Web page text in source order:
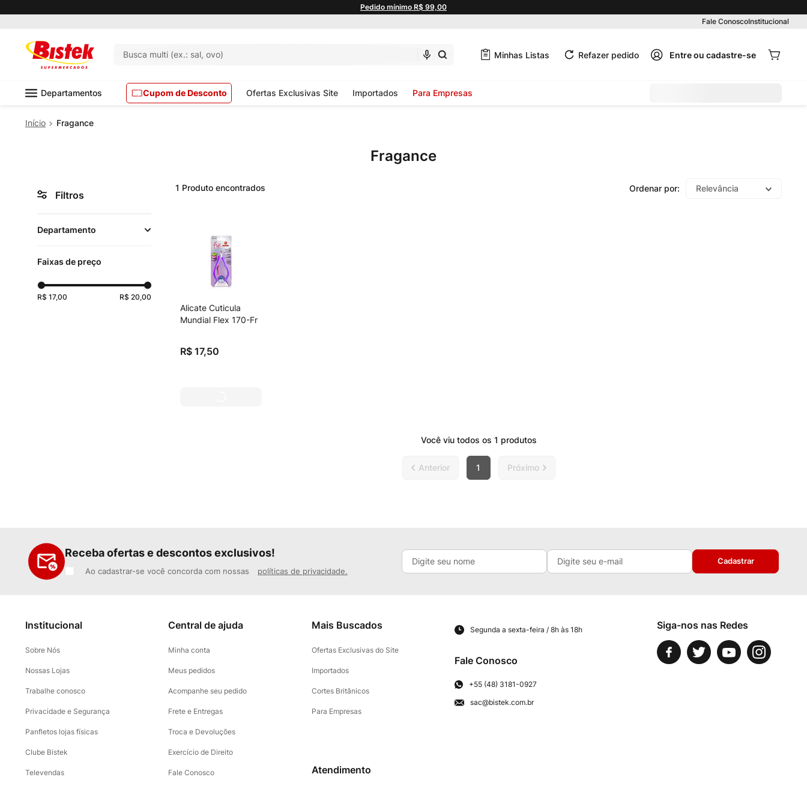
Pedido mínimo R$ 99,00
Fale ConoscoInstitucional
Busca multi (ex.: sal, ovo) Minhas Listas Refazer pedido
Departamentos Cupom de Desconto Ofertas Exclusivas Site Importados Para Empresas
Fragance
Fragance
Filtros
Departamento
Higiene e Beleza (1)
Faixas de preço
R$ 17,00 R$ 20,00
1 Produto Relevância
Alicate Cuticula
Mundial Flex 170-Fr
R$ 17,50
Você viu todos os 1 produtos
1
Receba ofertas e descontos exclusivos!
Ao cadastrar-se você concorda com nossas políticas de privacidade.
Cadastrar
Institucional
Sobre Nós
Nossas Lojas
Trabalhe conosco
Privacidade e Segurança
Panfletos lojas físicas
Clube Bistek
Televendas
Central de ajuda
Minha conta
Meus pedidos
Acompanhe seu pedido
Frete e Entregas
Troca e Devoluções
Exercício de Direito
Fale Conosco
Mais Buscados
Ofertas Exclusivas do Site
Importados
Cortes Britânicos
Para Empresas
Atendimento
Segunda a sexta-feira / 8h às 18h
Fale Conosco
+55 (48) 3181-0927
sac@bistek.com.br
Siga-nos nas Redes